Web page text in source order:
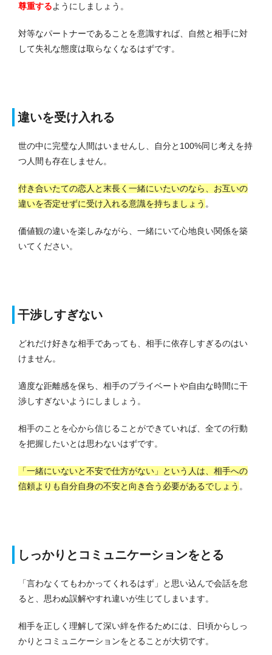
尊重するようにしましょう。
対等なパートナーであることを意識すれば、自然と相手に対
して失礼な態度は取らなくなるはずです。
違いを受け入れる
世の中に完璧な人間はいませんし、自分と100%同じ考えを持
つ人間も存在しません。
付き合いたての恋人と末長く一緒にいたいのなら、お互いの
違いを否定せずに受け入れる意識を持ちましょう 。
価値観の違いを楽しみながら、一緒にいて心地良い関係を築
いてください。
干渉しすぎない
どれだけ好きな相手であっても、相手に依存しすぎるのはい
けません。
適度な距離感を保ち、相手のプライベートや自由な時間に干
渉しすぎないようにしましょう。
相手のことを心から信じることができていれば、全ての行動
を把握したいとは思わないはずです。
「一緒にいないと不安で仕方がない」という人は、相手への
信頼よりも自分自身の不安と向き合う必要があるでしょう 。
しっかりとコミュニケーションをとる
「言わなくてもわかってくれるはず」と思い込んで会話を怠
ると、思わぬ誤解やすれ違いが生じてしまいます。
相手を正しく理解して深い絆を作るためには、日頃からしっ
かりとコミュニケーションをとることが大切です。